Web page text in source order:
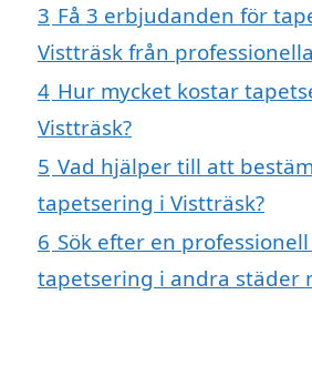
3 Få 3 erbjudanden för
Vistträsk från
4 Hur mycket kostar
Vistträsk?
5 Vad hjälper till att
tapetsering i Vistträsk?
6 Sök efter en
tapetsering i andra städer